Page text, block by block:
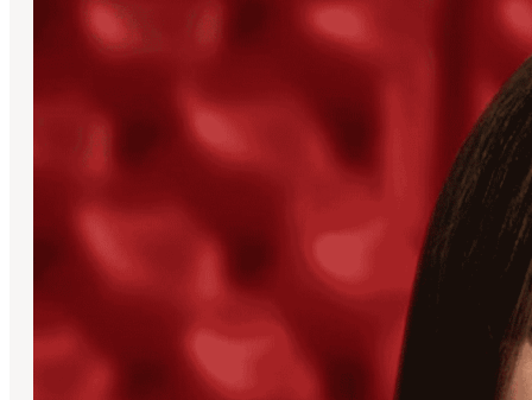
relevante: entre 2014 y 2021 lideró la Secretaría General
Iberoamericana, potenciando la comunidad de 22 países de…